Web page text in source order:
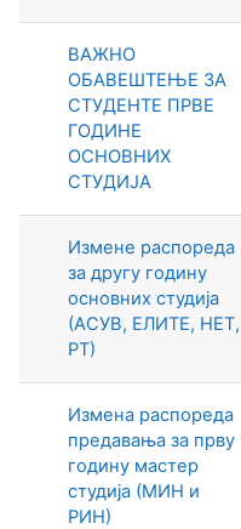
ВАЖНО
ОБАВЕШТЕЊЕ ЗА
СТУДЕНТЕ ПРВЕ
ГОДИНЕ
ОСНОВНИХ
СТУДИЈА
Измене распореда
за другу годину
основних студија
(АСУВ, ЕЛИТЕ, НЕТ,
РТ)
Изменa распореда
предавања за прву
годину мастер
студија (МИН и
РИН)